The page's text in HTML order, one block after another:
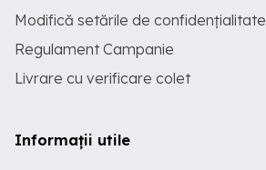
Modifică setările de confidențialitate
Regulament Campanie
Livrare cu verificare colet
Informații utile